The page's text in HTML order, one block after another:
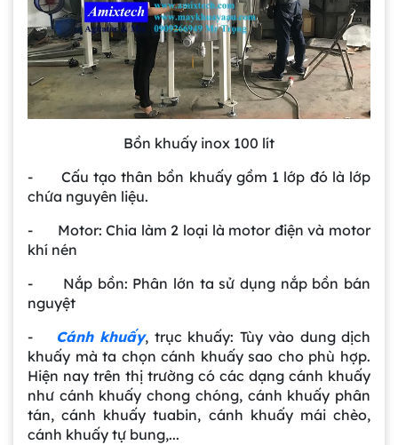
Bồn khuấy inox 100 lít
- Cấu tạo thân bồn khuấy gồm 1 lớp đó là lớp
chứa nguyên liệu.
- Motor: Chia làm 2 loại là motor điện và motor
khí nén
- Nắp bồn: Phân lớn ta sử dụng nắp bồn bán
nguyệt
-
Cánh khuấy, trục khuấy: Tùy vào dung dịch
khuấy mà ta chọn cánh khuấy sao cho phù hợp.
Hiện nay trên thị trường có các dạng cánh khuấy
như cánh khuấy chong chóng, cánh khuấy phân
tán, cánh khuấy tuabin, cánh khuấy mái chèo,
cánh khuấy tự bung,...